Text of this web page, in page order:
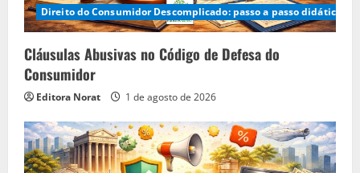
Direito do Consumidor Descomplicado: passo a passo didático e
Cláusulas Abusivas no Código de Defesa do
Consumidor
Editora Norat 1 de agosto de 2026